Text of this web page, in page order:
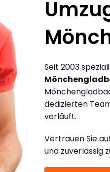
Seit 2003
dedizierten
verläuft.
Vertrauen Sie
und zuverlässig